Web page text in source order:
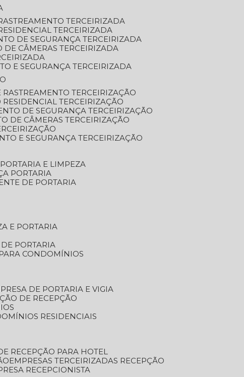
TERCEIRIZADA
TERCEIRIZADA
DE SEGURANÇA TERCEIRIZADA
DE CÂMERAS TERCEIRIZADA
E SEGURANÇA TERCEIRIZADA
TERCEIRIZAÇÃO
RESIDENCIAL TERCEIRIZAÇÃO
DE SEGURANÇA TERCEIRIZAÇÃO
DE CÂMERAS TERCEIRIZAÇÃO
E SEGURANÇA TERCEIRIZAÇÃO
PORTARIA E LIMPEZA
PORTARIA
DE PORTARIA
E PORTARIA
DE PORTARIA
CONDOMÍNIOS
DE PORTARIA E VIGIA
DE RECEPÇÃO
RESIDENCIAIS
RECEPÇÃO PARA HOTEL
EMPRESAS TERCEIRIZADAS RECEPÇÃO
RECEPCIONISTA